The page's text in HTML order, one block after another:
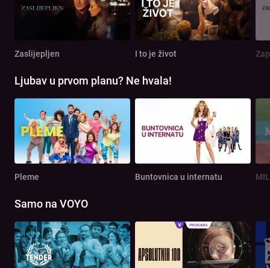
Zaslijepljen I to je život
Ljubav u prvom planu? Ne hvala!
Pleme Buntovnica u internatu
Samo na VOYO